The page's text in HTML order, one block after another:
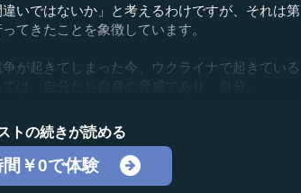
いではないか」と考えるわけですが、それは第
てきたことを象徴しています。
が起きてしまった今、ウクライナで起きている
トの続きが読める
￥0で体験